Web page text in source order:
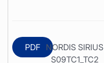
PDF NORDIS SIRIUS
S09TC1_TC2